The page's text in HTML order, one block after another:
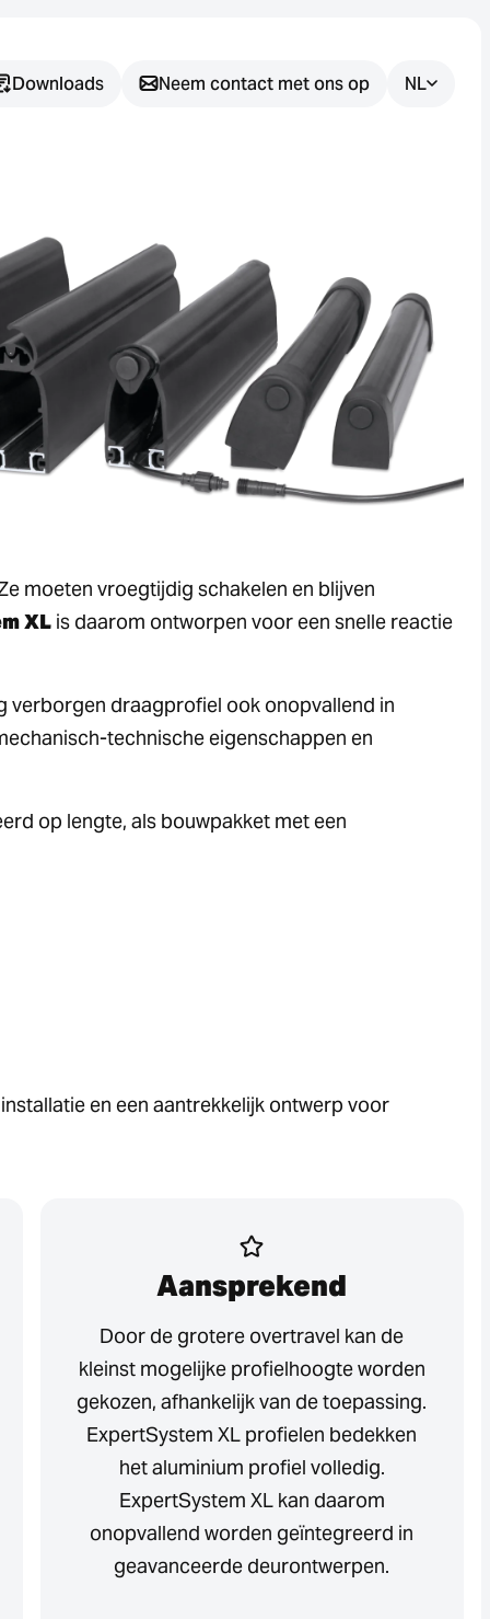
Downloads Neem contact met ons op NL
moeten vroegtijdig schakelen en blijven
XL is daarom ontworpen voor een snelle reactie
verborgen draagprofiel ook onopvallend in
technische eigenschappen en
op lengte, als bouwpakket met een
en een aantrekkelijk ontwerp voor
Aansprekend
Door de grotere overtravel kan de
kleinst mogelijke profielhoogte worden
gekozen, afhankelijk van de toepassing.
ExpertSystem XL profielen bedekken
het aluminium profiel volledig.
ExpertSystem XL kan daarom
onopvallend worden geïntegreerd in
geavanceerde deurontwerpen.
Wij helpen u graag bij het vinden
van de juiste sensoroplossing
voor uw toepassing.